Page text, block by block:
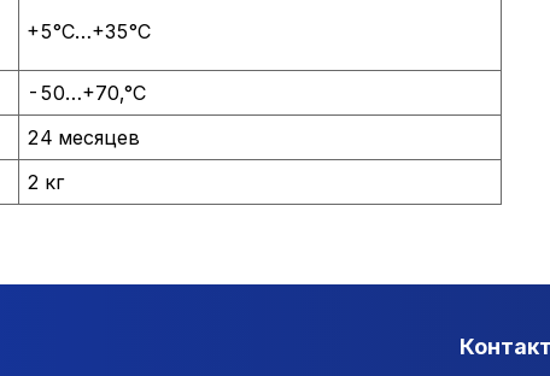
+5°С…+35°С
-50…+70,°С
24 месяцев
2 кг